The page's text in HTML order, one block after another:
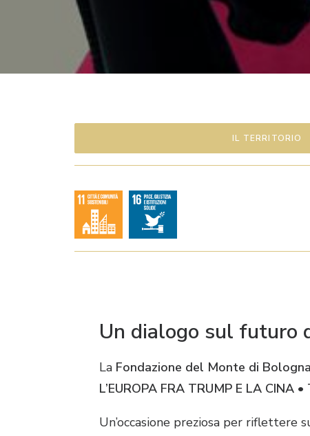
IL TERRITORIO
Un dialogo sul futuro
La Fondazione del Monte di
L’EUROPA FRA TRUMP E LA CINA •
Un’occasione preziosa per